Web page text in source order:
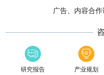
广告、内容合作
研究报告 产业规划